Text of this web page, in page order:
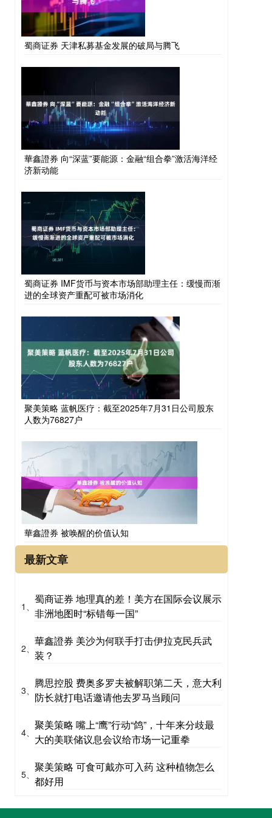
蜀商证券 天津私募基金发展的破局与腾飞
華鑫證券 向“深蓝”要能源：金融“组合拳”激活海洋经
济新动能
蜀商证券 IMF货币与资本市场部助理主任：缓慢而渐
进的全球资产重配可被市场消化
聚美策略 蓝帆医疗：截至2025年7月31日公司股东
人数为76827户
華鑫證券 被唤醒的价值认知
最新文章
1、
蜀商证券 地理真的差！美方在国际会议展示
非洲地图时“标错每一国”
2、
華鑫證券 美沙为何联手打击伊拉克民兵武
装？
3、
腾思控股 费奥多罗夫被解职第二天，意大利
防长就打电话邀请他去罗马当顾问
4、
聚美策略 嘴上“鹰”行动“鸽”，十年来分歧最
大的美联储议息会议给市场一记重拳
5、
聚美策略 可食可戴亦可入药 这种植物怎么
都好用